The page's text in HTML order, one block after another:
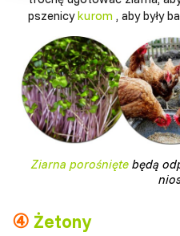
pszenicykurom , aby były
Ziarna porośnięte będą
④ Żetony